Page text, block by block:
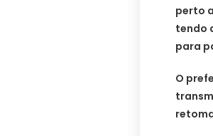
perto
tendo
para
O